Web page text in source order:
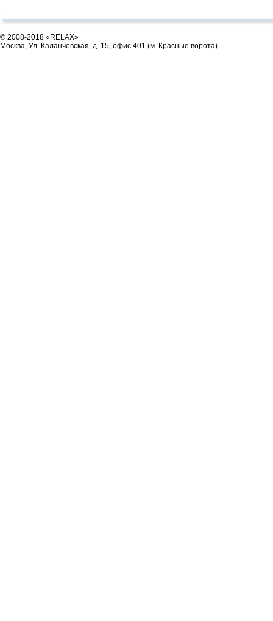
© 2008-2018 «RELAX»
Москва, Ул. Каланчевская, д. 15, офис 401 (м. Красные ворота)